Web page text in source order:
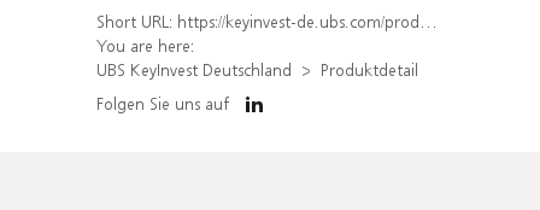
Short URL: https://keyinvest-de.ubs.com/produkt/detail/index/isin/DE000UK49LT6
You are here:
UBS KeyInvest Deutschland
Produktdetail
Folgen Sie uns auf